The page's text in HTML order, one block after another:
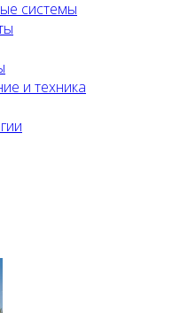
системы
и техника